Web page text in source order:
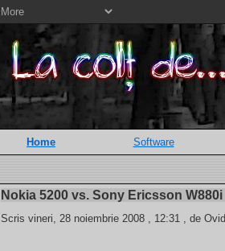
Home Software
Nokia 5200 vs. Sony Ericsson W880i
Scris vineri, 28 noiembrie 2008 , 12:31 , de